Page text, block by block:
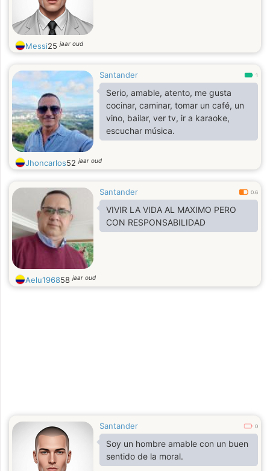
Messi25jaar oud
Santander 1
Serio, amable, atento, me gusta
cocinar, caminar, tomar un café, un
vino, bailar, ver tv, ir a karaoke,
escuchar música.
Jhoncarlos52jaar oud
Santander 0.6
VIVIR LA VIDA AL MAXIMO PERO
CON RESPONSABILIDAD
Aelu196858jaar oud
Santander 0
Soy un hombre amable con un buen
sentido de la moral.